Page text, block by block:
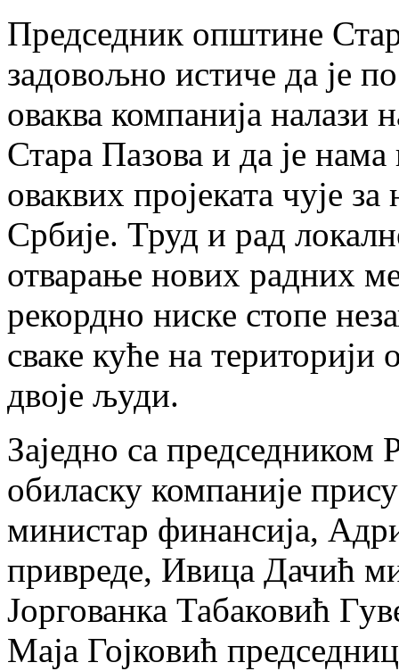
Председник општине
задовољно истиче да је
оваква компанија налази
Стара Пазова и да је
оваквих пројеката чује
Србије. Труд и рад
отварање нових радних
рекордно ниске стопе
сваке куће на
двоје људи.
Заједно са председником
обиласку компаније
министар финансија,
привреде, Ивица Дачић
Јоргованка Табаковић
Маја Гојковић